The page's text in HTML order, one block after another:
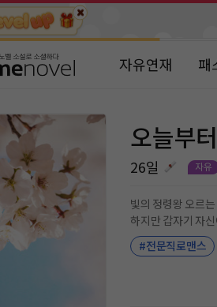
자유연재 패
오늘부
26일
빛의 정령왕 오르
하지만 갑자기 자
어 살았다 싶었는
아닌가요.?나..정령
#전문직로맨스